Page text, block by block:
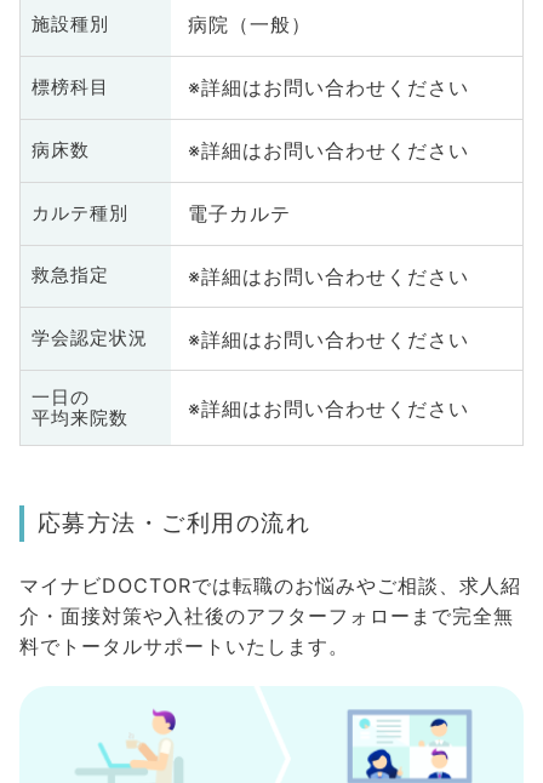
施設種別 病院（一般）
標榜科目 ※詳細はお問い合わせください
病床数 ※詳細はお問い合わせください
カルテ種別 電子カルテ
救急指定 ※詳細はお問い合わせください
学会認定状況 ※詳細はお問い合わせください
一日の
平均来院数
※詳細はお問い合わせください
応募方法・ご利用の流れ
マイナビDOCTORでは転職のお悩みやご相談、求人紹
介・面接対策や入社後のアフターフォローまで完全無
料でトータルサポートいたします。